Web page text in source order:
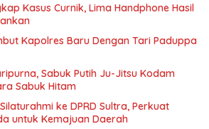
Kasus Curnik, Lima Handphone Hasil
Kapolres Baru Dengan Tari Paduppa
Sabuk Putih Ju-Jitsu Kodam
Sabuk Hitam
ke DPRD Sultra, Perkuat
untuk Kemajuan Daerah